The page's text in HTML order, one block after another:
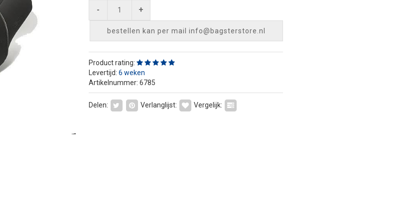
- +
bestellen kan per mail info@bagsterstore.nl
Product rating:
Levertijd: 6 weken
Artikelnummer: 6785
Delen: Verlanglijst: Vergelijk: